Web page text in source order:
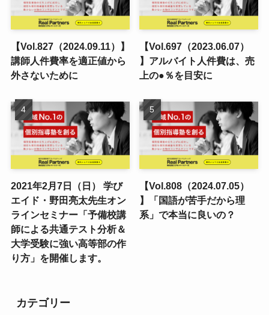
【Vol.827（2024.09.11）】
講師人件費率を適正値から
外さないために
【Vol.697（2023.06.07）
】アルバイト人件費は、売
上の●％を目安に
2021年2月7日（日） 学び
エイド・野田亮太先生オン
ラインセミナー「予備校講
師による共通テスト分析＆
大学受験に強い高等部の作
り方」を開催します。
【Vol.808（2024.07.05）
】「国語が苦手だから理
系」で本当に良いの？
カテゴリー